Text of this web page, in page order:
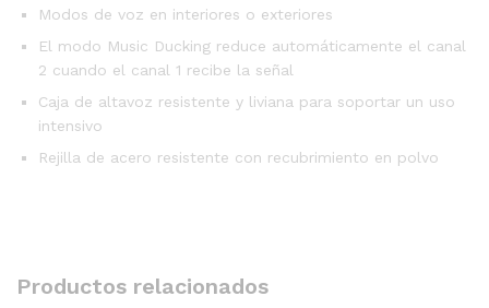
Modos de voz en interiores o exteriores
El modo Music Ducking reduce automáticamente el canal
2 cuando el canal 1 recibe la señal
Caja de altavoz resistente y liviana para soportar un uso
intensivo
Rejilla de acero resistente con recubrimiento en polvo
Productos relacionados